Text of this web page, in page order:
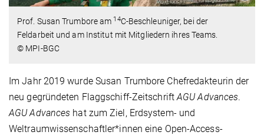
Prof. Susan Trumbore am 14C-Beschleuniger, bei der
Feldarbeit und am Institut mit Mitgliedern ihres Teams.
© MPI-BGC
Im Jahr 2019 wurde Susan Trumbore Chefredakteurin der
neu gegründeten Flaggschiff-ZeitschriftAGU Advances.
AGU Advances hat zum Ziel, Erdsystem- und
Weltraumwissenschaftler*innen eine Open-Access-